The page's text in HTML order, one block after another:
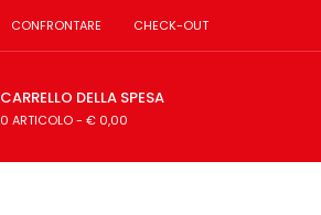
CONFRONTARE CHECK-OUT
CARRELLO DELLA SPESA
0 ARTICOLO- € 0,00